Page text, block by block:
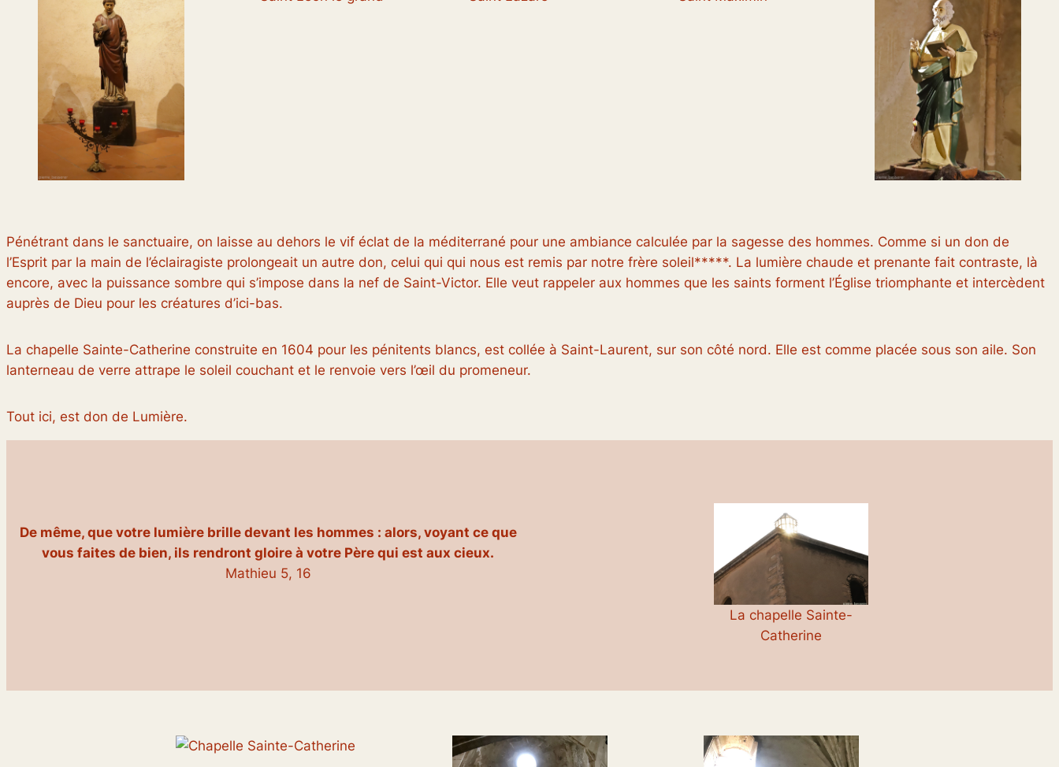
Pénétrant dans le sanctuaire, on laisse au dehors le vif éclat de la méditerrané pour une ambiance calculée par la sagesse des hommes. Comme si un don de
l’Esprit par la main de l’éclairagiste prolongeait un autre don, celui qui qui nous est remis par notre frère soleil*****. La lumière chaude et prenante fait contraste, là
encore, avec la puissance sombre qui s’impose dans la nef de Saint-Victor. Elle veut rappeler aux hommes que les saints forment l’Église triomphante et intercèdent
auprès de Dieu pour les créatures d’ici-bas.
La chapelle Sainte-Catherine construite en 1604 pour les pénitents blancs, est collée à Saint-Laurent, sur son côté nord. Elle est comme placée sous son aile. Son
lanterneau de verre attrape le soleil couchant et le renvoie vers l’œil du promeneur.
Tout ici, est don de Lumière.
De même, que votre lumière brille devant les hommes : alors, voyant ce que
vous faites de bien, ils rendront gloire à votre Père qui est aux cieux.
Mathieu 5, 16
La chapelle Sainte-
Catherine